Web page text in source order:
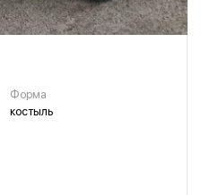
Форма
костыль